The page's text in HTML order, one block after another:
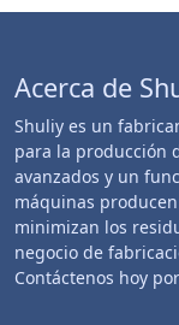
Acerca de
Shuliy es un
para la producción
avanzados y un
máquinas
minimizan los
negocio de
Contáctenos hoy